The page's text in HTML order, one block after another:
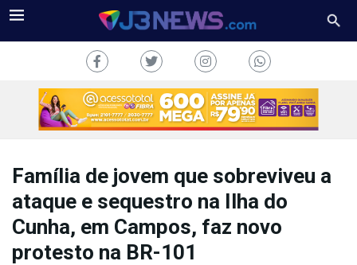
TV
COLUNAS
Família de jovem que sobreviveu a
ataque e sequestro na Ilha do
Cunha, em Campos, faz novo
protesto na BR-101